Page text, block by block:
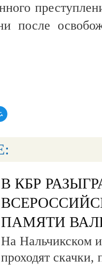
после
В КБР
ПАМЯТИ
На Нальчикском
проходят